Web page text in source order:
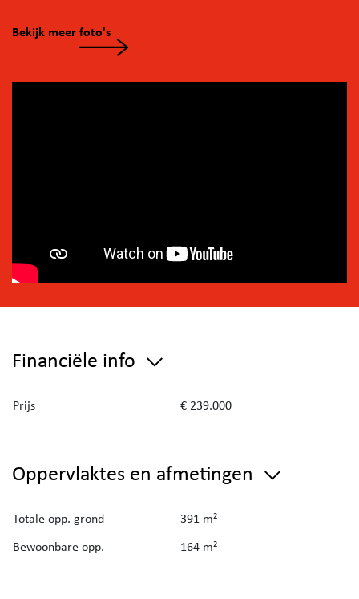
Bekijk meer foto's
Financiële info
Prijs € 239.000
Oppervlaktes en afmetingen
Totale opp. grond
391 m²
Bewoonbare opp.
164 m²